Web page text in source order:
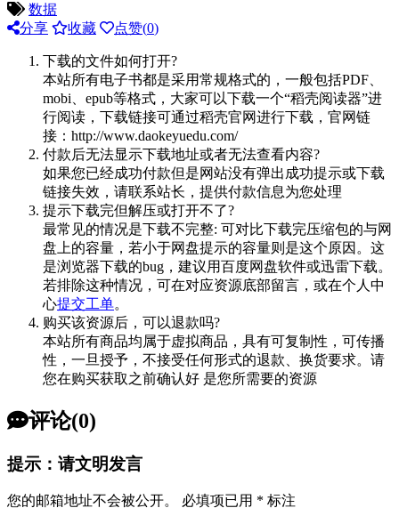
数据
分享
收藏 点赞(0)
下载的文件如何打开?
本站所有电子书都是采用常规格式的，一般包括PDF、
mobi、epub等格式，大家可以下载一个“稻壳阅读器”进
行阅读，下载链接可通过稻壳官网进行下载，官网链
接：http://www.daokeyuedu.com/
付款后无法显示下载地址或者无法查看内容?
如果您已经成功付款但是网站没有弹出成功提示或下载
链接失效，请联系站长，提供付款信息为您处理
提示下载完但解压或打开不了?
最常见的情况是下载不完整: 可对比下载完压缩包的与网
盘上的容量，若小于网盘提示的容量则是这个原因。这
是浏览器下载的bug，建议用百度网盘软件或迅雷下载。
若排除这种情况，可在对应资源底部留言，或在个人中
心提交工单。
购买该资源后，可以退款吗?
本站所有商品均属于虚拟商品，具有可复制性，可传播
性，一旦授予，不接受任何形式的退款、换货要求。请
您在购买获取之前确认好 是您所需要的资源
评论(0)
提示：请文明发言
您的邮箱地址不会被公开。 必填项已用 * 标注